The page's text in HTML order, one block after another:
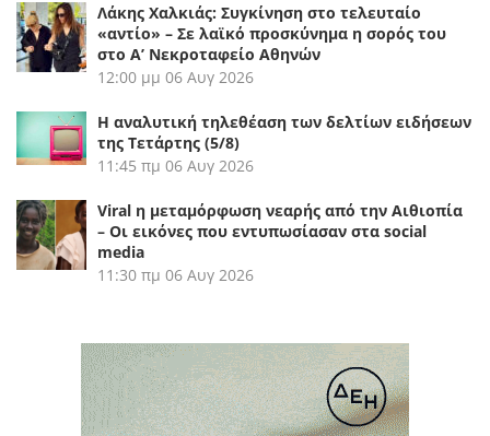
Λάκης Χαλκιάς: Συγκίνηση στο τελευταίο
«αντίο» – Σε λαϊκό προσκύνημα η σορός του
στο Α’ Νεκροταφείο Αθηνών
12:00 μμ 06 Αυγ 2026
Η αναλυτική τηλεθέαση των δελτίων ειδήσεων
της Τετάρτης (5/8)
11:45 πμ 06 Αυγ 2026
Viral η μεταμόρφωση νεαρής από την Αιθιοπία
– Οι εικόνες που εντυπωσίασαν στα social
media
11:30 πμ 06 Αυγ 2026